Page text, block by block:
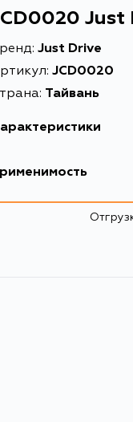
Just Drive
JCD0020
Тайвань
Масса, кг
SCP11, NCP12, NLP10,
NNP11, NCP50V,